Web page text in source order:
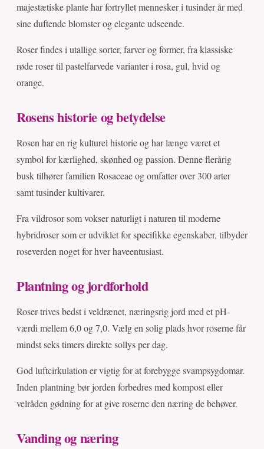
majestætiske plante har fortryllet mennesker i tusinder år med
sine duftende blomster og elegante udseende.
Roser findes i utallige sorter, farver og former, fra klassiske
røde roser til pastelfarvede varianter i rosa, gul, hvid og
orange.
Rosens historie og betydelse
Rosen har en rig kulturel historie og har længe været et
symbol for kærlighed, skønhed og passion. Denne flerårig
busk tilhører familien Rosaceae og omfatter over 300 arter
samt tusinder kultivarer.
Fra vildrosor som vokser naturligt i naturen til moderne
hybridroser som er udviklet for specifikke egenskaber, tilbyder
roseverden noget for hver haveentusiast.
Plantning og jordforhold
Roser trives bedst i veldrænet, næringsrig jord med et pH-
værdi mellem 6,0 og 7,0. Vælg en solig plads hvor roserne får
mindst seks timers direkte sollys per dag.
God luftcirkulation er vigtig for at forebygge svampsygdomar.
Inden plantning bør jorden forbedres med kompost eller
velråden gødning for at give roserne den næring de behøver.
Vanding og næring